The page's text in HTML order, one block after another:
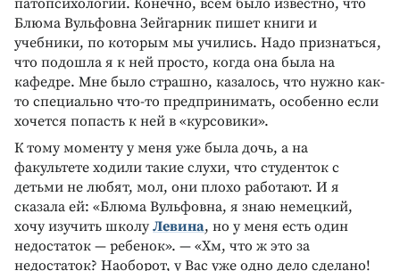
Блюма Вульфовна Зейгарник пишет книги и
учебники, по которым мы учились. Надо признаться,
что подошла я к ней просто, когда она была на
кафедре. Мне было страшно, казалось, что нужно как-
то специально что-то предпринимать, особенно если
хочется попасть к ней в «курсовики».
К тому моменту у меня уже была дочь, а на
факультете ходили такие слухи, что студенток с
детьми не любят, мол, они плохо работают. И я
сказала ей: «Блюма Вульфовна, я знаю немецкий,
хочу изучить школуЛевина, но у меня есть один
недостаток — ребенок». — «Хм, что ж это за
недостаток? Наоборот, у Вас уже одно дело сделано!